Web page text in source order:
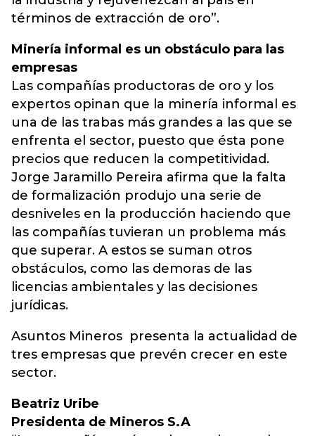
términos de extracción de oro”.
Minería informal es un obstáculo para las
empresas
Las compañías productoras de oro y los
expertos opinan que la minería informal es
una de las trabas más grandes a las que se
enfrenta el sector, puesto que ésta pone
precios que reducen la competitividad.
Jorge Jaramillo Pereira afirma que la falta
de formalización produjo una serie de
desniveles en la producción haciendo que
las compañías tuvieran un problema más
que superar. A estos se suman otros
obstáculos, como las demoras de las
licencias ambientales y las decisiones
jurídicas.
Asuntos Mineros presenta la actualidad de
tres empresas que prevén crecer en este
sector.
Beatriz Uribe
Presidenta de Mineros S.A